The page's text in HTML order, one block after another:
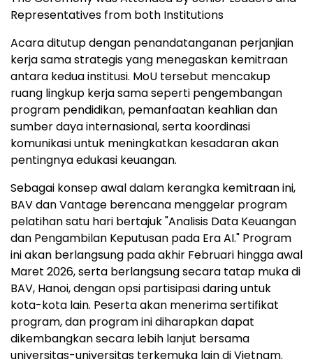
Representatives from both Institutions
Acara ditutup dengan penandatanganan perjanjian
kerja sama strategis yang menegaskan kemitraan
antara kedua institusi. MoU tersebut mencakup
ruang lingkup kerja sama seperti pengembangan
program pendidikan, pemanfaatan keahlian dan
sumber daya internasional, serta koordinasi
komunikasi untuk meningkatkan kesadaran akan
pentingnya edukasi keuangan.
Sebagai konsep awal dalam kerangka kemitraan ini,
BAV dan Vantage berencana menggelar program
pelatihan satu hari bertajuk "Analisis Data Keuangan
dan Pengambilan Keputusan pada Era AI." Program
ini akan berlangsung pada akhir Februari hingga awal
Maret 2026, serta berlangsung secara tatap muka di
BAV, Hanoi, dengan opsi partisipasi daring untuk
kota-kota lain. Peserta akan menerima sertifikat
program, dan program ini diharapkan dapat
dikembangkan secara lebih lanjut bersama
universitas-universitas terkemuka lain diVietnam.